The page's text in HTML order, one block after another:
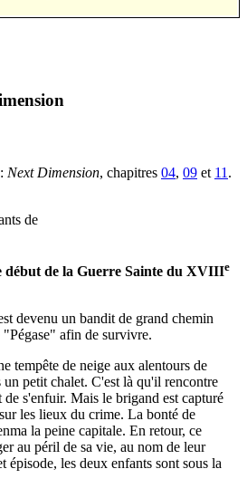
Next Dimension, chapitres 04, 09 et 11 .
de
début de la Guerre Sainte du XVIIIe
devenu un bandit de grand chemin
afin de survivre.
tempête de neige aux alentours de
un petit chalet. C'est là qu'il rencontre
de s'enfuir. Mais le brigand est capturé
les lieux du crime. La bonté de
la peine capitale. En retour, ce
au péril de sa vie, au nom de leur
épisode, les deux enfants sont sous la